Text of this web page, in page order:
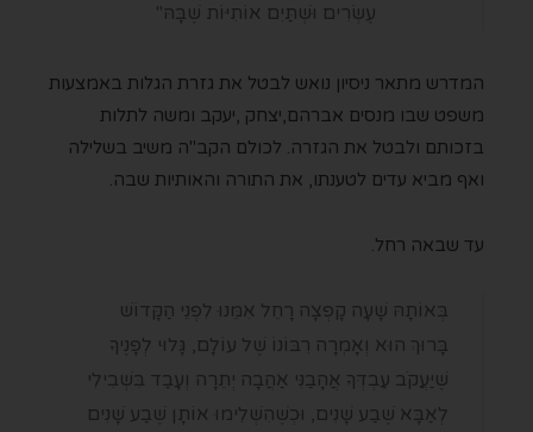
עֶשְׂרִים וּשְׁתַּיִם אוֹתִיּוֹת שֶׁבָּהּ"
המדרש מתאר ניסיון נואש לבטל את גזרת הגלות באמצעות
משפט שבו מנסים אברהם,יצחק ,יעקב ומשה לתלות
בזכותם ולבטל את הגזרה. לכולם הקב"ה משיב בשלילה
ואף מביא עדים לטענתו, את התורה והאותיות שבה.
עד שבאה רחל.
בְּאוֹתָהּ שָׁעָה קָפְצָה רָחֵל אִמֵּנוּ לִפְנֵי הַקָּדוֹשׁ
בָּרוּךְ הוּא וְאָמְרָה רִבּוֹנוֹ שֶׁל עוֹלָם, גָּלוּי לְפָנֶיךָ
שֶׁיַּעֲקֹב עַבְדְּךָ אֲהָבַנִּי אַהֲבָה יְתֵרָה וְעָבַד בִּשְׁבִילִי
לְאַבָּא שֶׁבַע שָׁנִים, וּכְשֶׁהִשְׁלִימוּ אוֹתָן שֶׁבַע שָׁנִים